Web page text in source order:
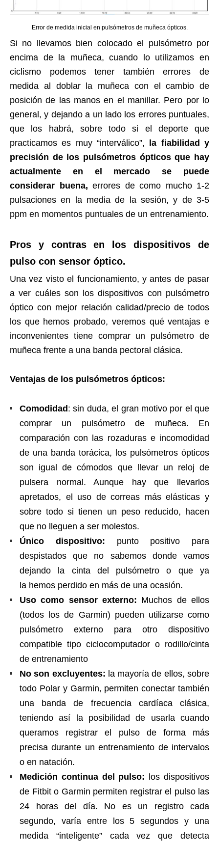
Error de medida inicial en pulsómetros de muñeca ópticos.
Si no llevamos bien colocado el pulsómetro por
encima de la muñeca, cuando lo utilizamos en
ciclismo podemos tener también errores de
medida al doblar la muñeca con el cambio de
posición de las manos en el manillar. Pero por lo
general, y dejando a un lado los errores puntuales,
que los habrá, sobre todo si el deporte que
practicamos es muy “interválico”, la fiabilidad y
precisión de los pulsómetros ópticos que hay
actualmente en el mercado se puede
considerar buena, errores de como mucho 1-2
pulsaciones en la media de la sesión, y de 3-5
ppm en momentos puntuales de un entrenamiento.
Pros y contras en los dispositivos de
pulso con sensor óptico.
Una vez visto el funcionamiento, y antes de pasar
a ver cuáles son los dispositivos con pulsómetro
óptico con mejor relación calidad/precio de todos
los que hemos probado, veremos qué ventajas e
inconvenientes tiene comprar un pulsómetro de
muñeca frente a una banda pectoral clásica.
Ventajas de los pulsómetros ópticos:
Comodidad: sin duda, el gran motivo por el que
comprar un pulsómetro de muñeca. En
comparación con las rozaduras e incomodidad
de una banda torácica, los pulsómetros ópticos
son igual de cómodos que llevar un reloj de
pulsera normal. Aunque hay que llevarlos
apretados, el uso de correas más elásticas y
sobre todo si tienen un peso reducido, hacen
que no lleguen a ser molestos.
Único dispositivo: punto positivo para
despistados que no sabemos donde vamos
dejando la cinta del pulsómetro o que ya
la hemos perdido en más de una ocasión.
Uso como sensor externo: Muchos de ellos
(todos los de Garmin) pueden utilizarse como
pulsómetro externo para otro dispositivo
compatible tipo ciclocomputador o rodillo/cinta
de entrenamiento
No son excluyentes: la mayoría de ellos, sobre
todo Polar y Garmin, permiten conectar también
una banda de frecuencia cardíaca clásica,
teniendo así la posibilidad de usarla cuando
queramos registrar el pulso de forma más
precisa durante un entrenamiento de intervalos
o en natación.
Medición continua del pulso: los dispositivos
de Fitbit o Garmin permiten registrar el pulso las
24 horas del día. No es un registro cada
segundo, varía entre los 5 segundos y una
medida “inteligente” cada vez que detecta